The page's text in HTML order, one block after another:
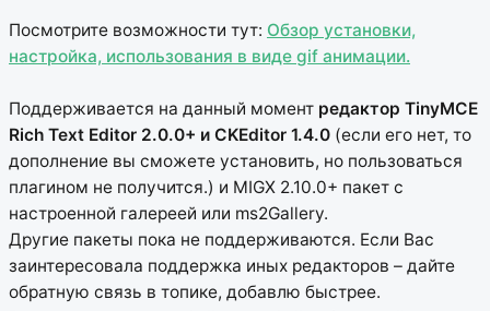
Посмотрите возможности тут: Обзор установки,
настройка, использования в виде gif анимации.
Поддерживается на данный момент редактор TinyMCE
Rich Text Editor 2.0.0+ и CKEditor 1.4.0 (если его нет, то
дополнение вы сможете установить, но пользоваться
плагином не получится.) и MIGX 2.10.0+ пакет с
настроенной галереей или ms2Gallery.
Другие пакеты пока не поддерживаются. Если Вас
заинтересовала поддержка иных редакторов – дайте
обратную связь в топике, добавлю быстрее.